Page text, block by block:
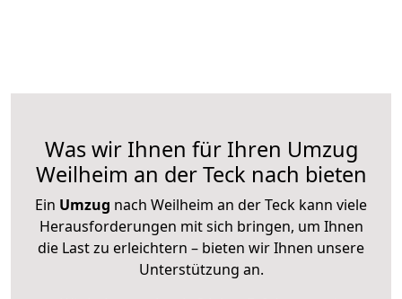
Was wir Ihnen für Ihren Umzug
Weilheim an der Teck nach bieten
Ein Umzug nach Weilheim an der Teck kann viele
Herausforderungen mit sich bringen, um Ihnen
die Last zu erleichtern – bieten wir Ihnen unsere
Unterstützung an.